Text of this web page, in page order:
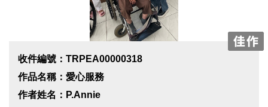
收件編號：TRPEA00000318
作品名稱：愛心服務
作者姓名：P.Annie